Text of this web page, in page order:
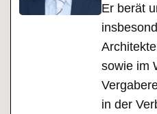
Er berät
sowie im
in der